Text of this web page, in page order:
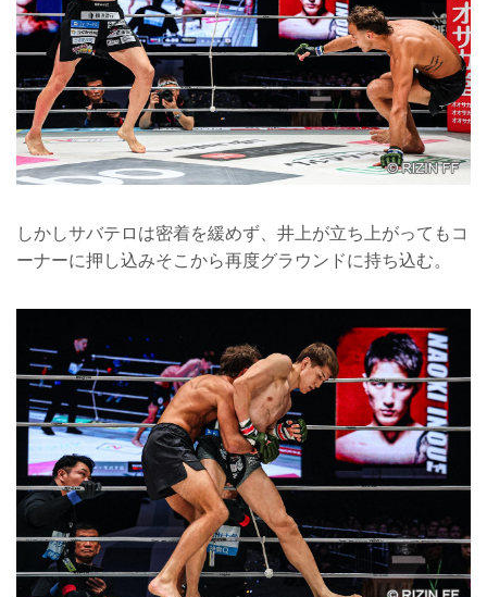
しかしサバテロは密着を緩めず、井上が立ち上がってもコ
ーナーに押し込みそこから再度グラウンドに持ち込む。